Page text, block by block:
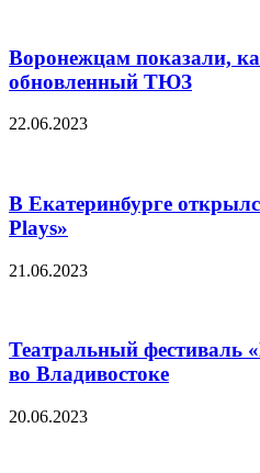
Воронежцам показали,
обновленный ТЮЗ
22.06.2023
В Екатеринбурге
Plays»
21.06.2023
Театральный фестиваль
во Владивостоке
20.06.2023